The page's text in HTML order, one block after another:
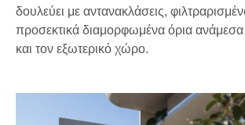
δουλεύει με αντανακλάσεις,
προσεκτικά διαμορφωμένα όρια
και τον εξωτερικό χώρο.